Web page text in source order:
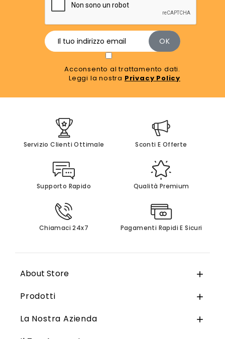
Acconsento al trattamento dati.
Leggi la nostra Privacy Policy
Servizio Clienti Ottimale Sconti E Offerte
Supporto Rapido Qualità Premium
Chiamaci 24x7 Pagamenti Rapidi E Sicuri
About Store 
Prodotti 
La Nostra Azienda 